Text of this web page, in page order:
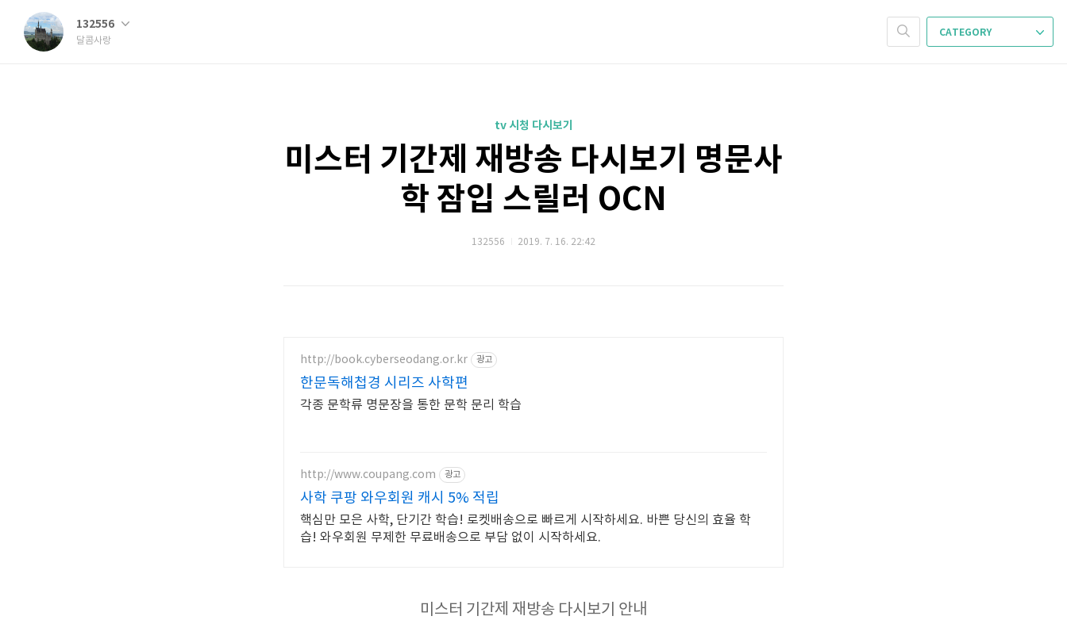
132556
달콤사랑
CATEGORY
tv 시청 다시보기
미스터 기간제 재방송 다시보기 명문사
학 잠입 스릴러 OCN
132556 2019. 7. 16. 22:42
http://book.cyberseodang.or.kr 광고
한문독해첩경 시리즈 사학편
각종 문학류 명문장을 통한 문학 문리 학습
http://www.coupang.com 광고
사학 쿠팡 와우회원 캐시 5% 적립
핵심만 모은 사학, 단기간 학습! 로켓배송으로 빠르게 시작하세요. 바쁜 당신의 효율 학
습! 와우회원 무제한 무료배송으로 부담 없이 시작하세요.
미스터 기간제 재방송 다시보기 안내